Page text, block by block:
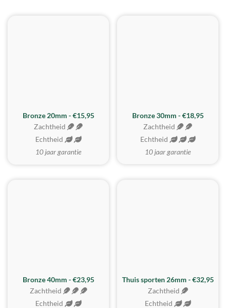
Bronze 20mm - €15,95
Zachtheid
Echtheid
10 jaar garantie
BESTE KOOP
Bronze 30mm - €18,95
Zachtheid
Echtheid
10 jaar garantie
Bronze 40mm - €23,95
Zachtheid
Echtheid
Thuis sporten 26mm - €32,95
Zachtheid
Echtheid